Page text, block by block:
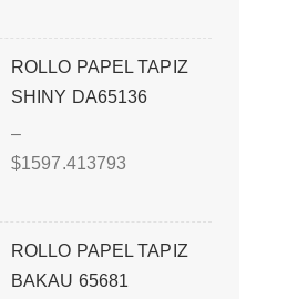
ROLLO PAPEL TAPIZ
SHINY DA65136
–
$1597.413793
ROLLO PAPEL TAPIZ
BAKAU 65681